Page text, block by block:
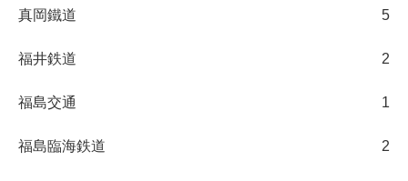
真岡鐵道 5
福井鉄道 2
福島交通 1
福島臨海鉄道 2